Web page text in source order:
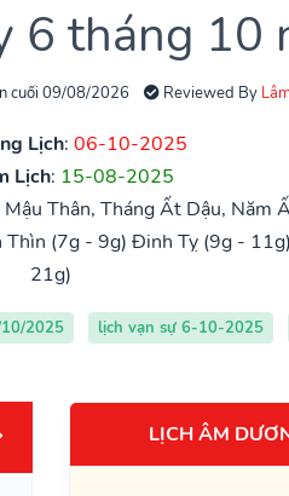
6 tháng 10
cuối 09/08/2026 Reviewed By
Lịch: 06-10-2025
Lịch: 15-08-2025
Thân, Tháng Ất Dậu, Năm
Thìn (7g - 9g) Đinh Tỵ (9g - 11g)
21g)
2025 lịch vạn sự 6-10-2025
LỊCH ÂM